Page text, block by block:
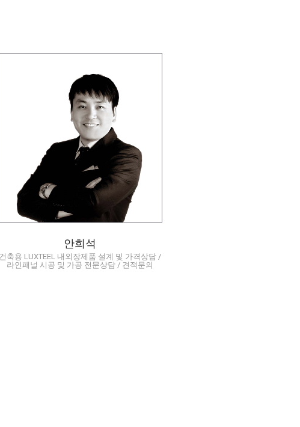
계 및 가격상담 / 라인패널 시
공 및 가공 전문상담 / 견적문
의
heesuk.an@dongkuk.com
02-2222-0300
010-8845-9655
Q/A
안희석
건축용 LUXTEEL 내외장제품 설계 및 가격상담 /
라인패널 시공 및 가공 전문상담 / 견적문의